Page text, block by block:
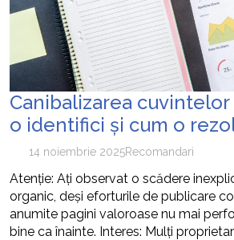
Canibalizarea
o identifici și cum o
14 noiembrie 2025Recomandari
Atenție: Ați observat o scădere
organic, deși eforturile de publicare
anumite pagini valoroase nu mai
bine ca înainte. Interes: Mulți